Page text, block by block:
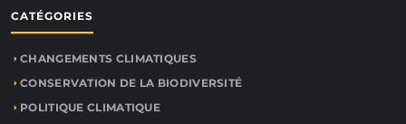
CATÉGORIES
CHANGEMENTS CLIMATIQUES
CONSERVATION DE LA BIODIVERSITÉ
POLITIQUE CLIMATIQUE